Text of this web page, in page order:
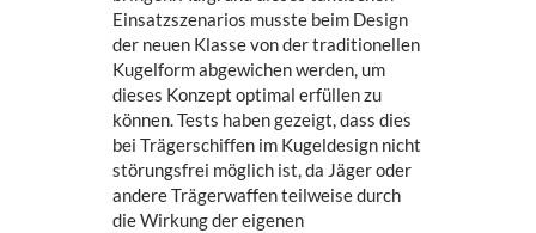
Einsatzszenarios musste beim Design
der neuen Klasse von der traditionellen
Kugelform abgewichen werden, um
dieses Konzept optimal erfüllen zu
können. Tests haben gezeigt, dass dies
bei Trägerschiffen im Kugeldesign nicht
störungsfrei möglich ist, da Jäger oder
andere Trägerwaffen teilweise durch
die Wirkung der eigenen